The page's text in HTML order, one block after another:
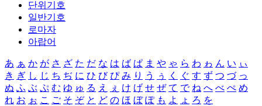
단위기호
일반기호
로마자
아랍어
あ ぁ か が さ ざ た だ な は ば ぱ ま や ゃ ら わ ゎ ん い ぃ
き ぎ し じ ち ぢ に ひ び ぴ み り う ぅ く ぐ す ず つ づ っ
ぬ ふ ぶ ぷ む ゆ ゅ る え ぇ け げ せ ぜ て で ね へ べ ぺ め
れ お ぉ こ ご そ ぞ と ど の ほ ぼ ぽ も よ ょ ろ を